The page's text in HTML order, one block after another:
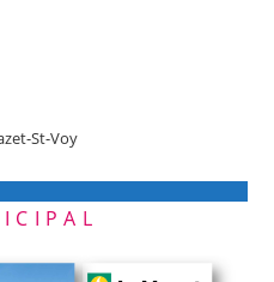
St-Voy